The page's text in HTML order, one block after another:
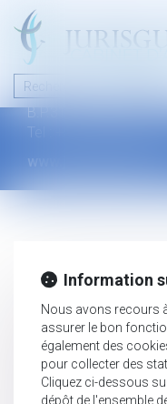
46 avenue de la liberté
B.P.315 - 97327
Tel : +594 594 29 45 35
www.jurisguyane.com
Information
Nous avons recours
assurer le bon
également des
pour collecter des
Cliquez ci-dessous
dépôt de l'ensemble